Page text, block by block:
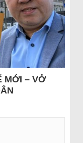
MỚI – VỞ